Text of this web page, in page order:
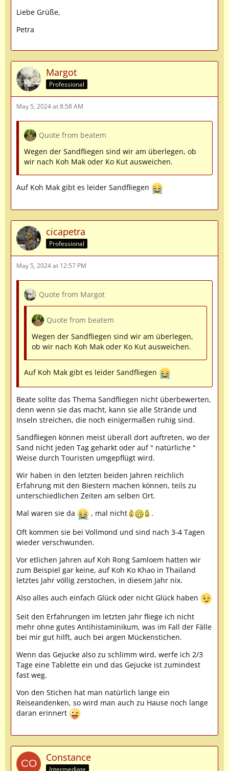
Liebe Grüße,
Petra
Margot
Professional
May 5, 2024 at 8:58 AM
Quote from beatem
Wegen der Sandfliegen sind wir am überlegen, ob
wir nach Koh Mak oder Ko Kut ausweichen.
Auf Koh Mak gibt es leider Sandfliegen
cicapetra
Professional
May 5, 2024 at 12:57 PM
Quote from Margot
Quote from beatem
Wegen der Sandfliegen sind wir am überlegen,
ob wir nach Koh Mak oder Ko Kut ausweichen.
Auf Koh Mak gibt es leider Sandfliegen
Beate sollte das Thema Sandfliegen nicht überbewerten,
denn wenn sie das macht, kann sie alle Strände und
Inseln streichen, die noch einigermaßen ruhig sind.
Sandfliegen können meist überall dort auftreten, wo der
Sand nicht jeden Tag geharkt oder auf " natürliche "
Weise durch Touristen umgepflügt wird.
Wir haben in den letzten beiden Jahren reichlich
Erfahrung mit den Biestern machen können, teils zu
unterschiedlichen Zeiten am selben Ort.
Mal waren sie da
, mal nicht
.
Oft kommen sie bei Vollmond und sind nach 3-4 Tagen
wieder verschwunden.
Vor etlichen Jahren auf Koh Rong Samloem hatten wir
zum Beispiel gar keine, auf Koh Ko Khao in Thailand
letztes Jahr völlig zerstochen, in diesem Jahr nix.
Also alles auch einfach Glück oder nicht Glück haben
Seit den Erfahrungen im letzten Jahr fliege ich nicht
mehr ohne gutes Antihistaminikum, was im Fall der Fälle
bei mir gut hilft, auch bei argen Mückenstichen.
Wenn das Gejucke also zu schlimm wird, werfe ich 2/3
Tage eine Tablette ein und das Gejucke ist zumindest
fast weg.
Von den Stichen hat man natürlich lange ein
Reiseandenken, so wird man auch zu Hause noch lange
daran erinnert
Constance
Intermediate